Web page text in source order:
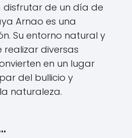
de un día de
Arnao es una
Su entorno natural y
diversas
en un lugar
del bullicio y
naturaleza.